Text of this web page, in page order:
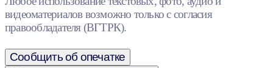
видеоматериалов возможно только с согласия
правообладателя (ВГТРК).
Сообщить об опечатке